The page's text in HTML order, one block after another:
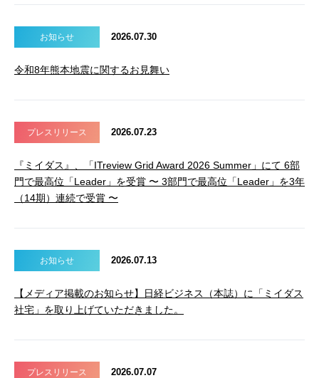
お知らせ 2026.07.30
令和8年熊本地震に関するお見舞い
プレスリリース 2026.07.23
『ミイダス』、「ITreview Grid Award 2026 Summer」にて 6部
門で最高位「Leader」を受賞 〜 3部門で最高位「Leader」を3年
（14期）連続で受賞 〜
お知らせ 2026.07.13
【メディア掲載のお知らせ】日経ビジネス（本誌）に「ミイダス
社宅」を取り上げていただきました。
プレスリリース 2026.07.07